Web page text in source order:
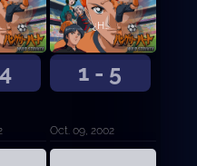
1 - 5
¿Huyendo?
Oct. 09, 2002